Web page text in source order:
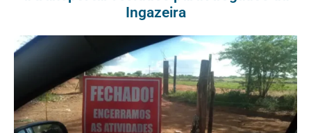
Ingazeira